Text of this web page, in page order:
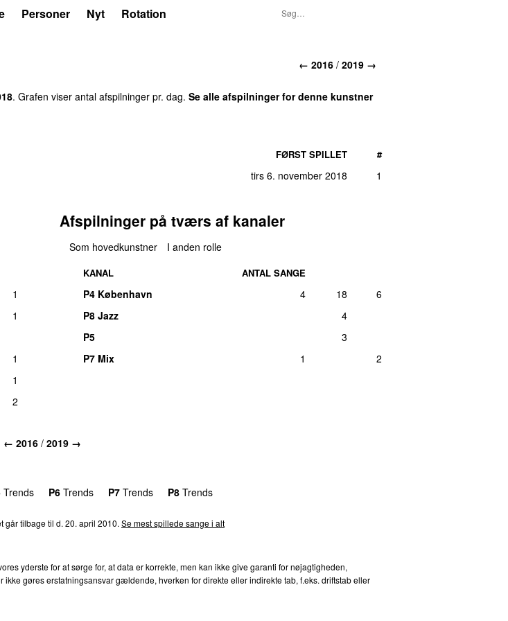
Personer Nyt Rotation
← 2016 / 2019 →
. Grafen viser antal afspilninger pr. dag. Se alle afspilninger for denne kunstner
FØRST SPILLET #
tirs 6. november 2018 1
1
1
1
1
2
Afspilninger på tværs af kanaler
Som hovedkunstner I anden rolle
KANAL ANTAL SANGE
P4 København 4 18
6
P8 Jazz
4
P5
3
P7 Mix
1 2
← 2016 / 2019 →
Trends P6 Trends P7 Trends P8 Trends
går tilbage til d. 20. april 2010. Se mest spillede sange i alt
yderste for at sørge for, at data er korrekte, men kan ikke give garanti for nøjagtigheden,
gøres erstatningsansvar gældende, hverken for direkte eller indirekte tab, f.eks. driftstab eller